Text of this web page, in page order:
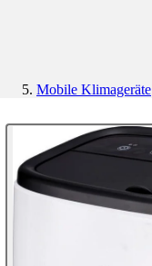
Mobile Klimageräte